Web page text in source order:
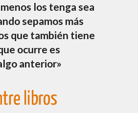
los tenga sea
sepamos más
que también tiene
ocurre es
anterior»